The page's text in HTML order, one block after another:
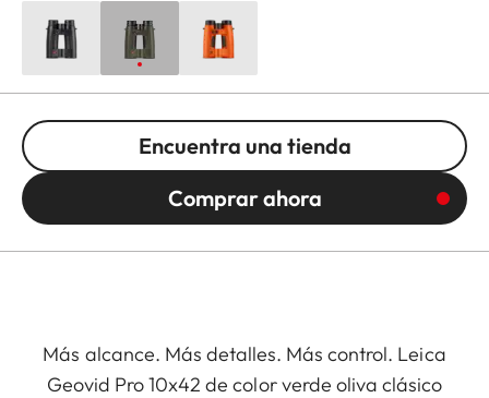
Encuentra una tienda
Comprar ahora
Más alcance. Más detalles. Más control. Leica
Geovid Pro 10x42 de color verde oliva clásico